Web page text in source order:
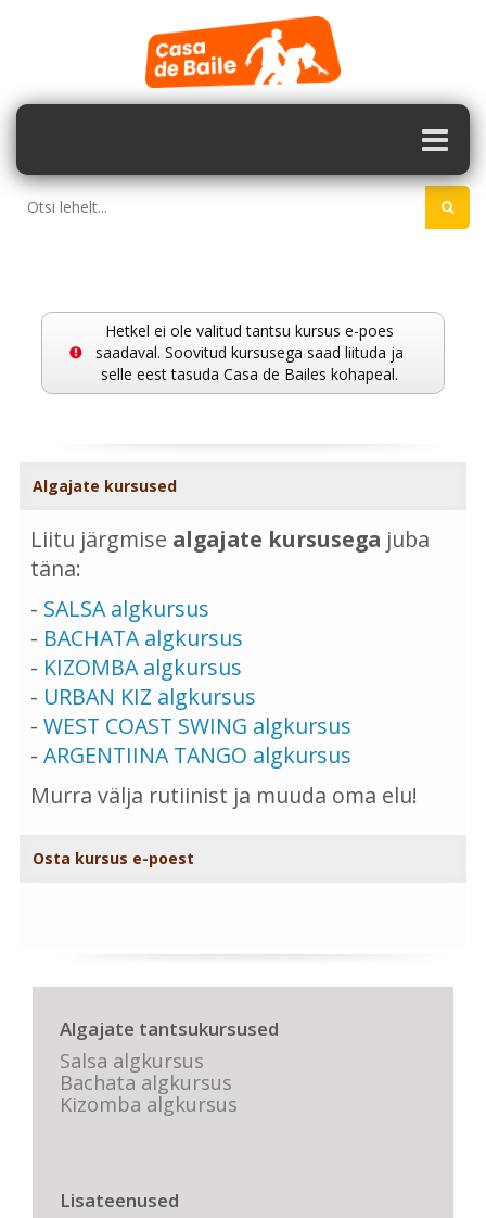
Hetkel ei ole valitud tantsu kursus e-poes
saadaval. Soovitud kursusega saad liituda ja
selle eest tasuda Casa de Bailes kohapeal.
Algajate kursused
Liitu järgmise algajate kursusega juba
täna:
- SALSA algkursus
- BACHATA algkursus
- KIZOMBA algkursus
- URBAN KIZ algkursus
- WEST COAST SWING algkursus
- ARGENTIINA TANGO algkursus
Murra välja rutiinist ja muuda oma elu!
Osta kursus e-poest
Algajate tantsukursused
Salsa algkursus
Bachata algkursus
Kizomba algkursus
Lisateenused